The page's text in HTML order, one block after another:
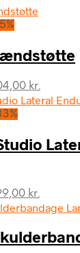
kr..
kr.
304,00
kr..
kr.
aktuelle
er:
499,00